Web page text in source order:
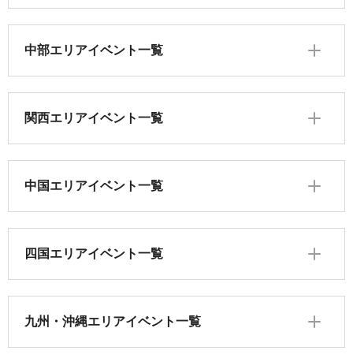
中部エリアイベント一覧
関西エリアイベント一覧
中国エリアイベント一覧
四国エリアイベント一覧
九州・沖縄エリアイベント一覧